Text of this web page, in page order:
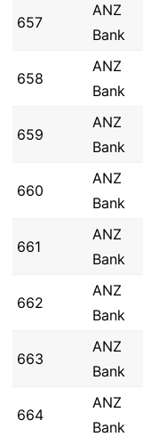
657
ANZ
Bank
658
ANZ
Bank
659
ANZ
Bank
660
ANZ
Bank
661
ANZ
Bank
662
ANZ
Bank
663
ANZ
Bank
664
ANZ
Bank